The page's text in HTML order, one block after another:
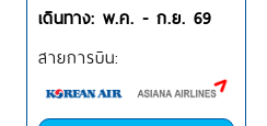
เดินทาง: พ.ค. - ก.ย. 69
สายการบิน: